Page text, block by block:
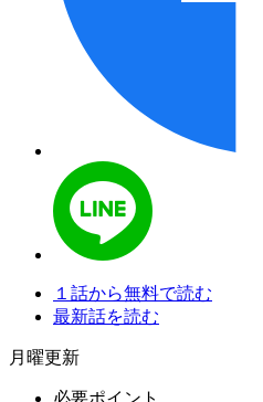
１話から無料で読む
最新話を読む
月曜更新
必要ポイント